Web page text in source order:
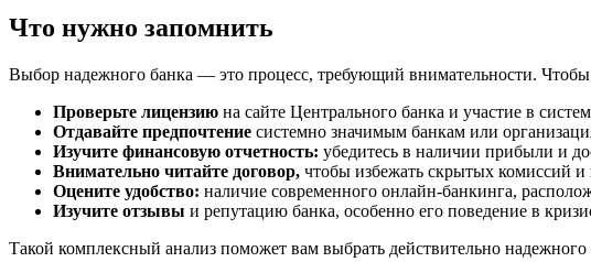
Что нужно запомнить
Выбор надежного банка — это процесс, требующий внимательности.
Проверьте лицензию на сайте Центрального банка и участие в
Отдавайте предпочтение системно значимым банкам или
Изучите финансовую отчетность: убедитесь в наличии прибыли и
Внимательно читайте договор, чтобы избежать скрытых комиссий
Оцените удобство: наличие современного онлайн-банкинга,
Изучите отзывы и репутацию банка, особенно его поведение в
Такой комплексный анализ поможет вам выбрать действительно